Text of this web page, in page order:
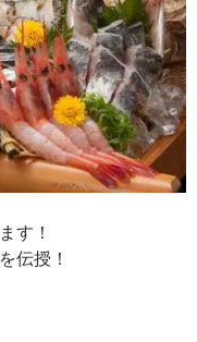
す！
伝授！